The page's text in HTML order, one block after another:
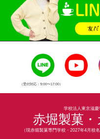
（受付対応：9:00〜17:00）
学校法人東京滋
赤堀製菓
（現赤堀製菓専門学校・2027年4月校